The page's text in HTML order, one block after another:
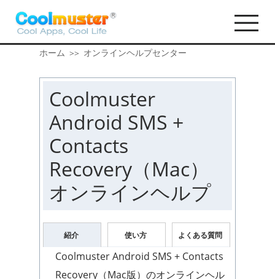
ホーム >> オンラインヘルプセンター
Coolmuster
Android SMS +
Contacts
Recovery（Mac）
オンラインヘルプ
紹介 使い方 よくある質問
Coolmuster Android SMS + Contacts
Recovery（Mac版）のオンラインヘル